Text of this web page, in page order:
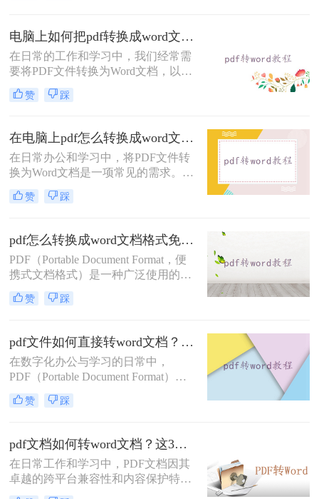
Word的多种方法，并提供详细的操作
指南。
换成Word文档进行修改编辑，却不知
道电脑pdf文件如何转换成word文档。
今天就和大家分享一下PDF转Word的
2种简单方法，想要了解的小伙伴们
快来看一看吧！
电脑上如何把pdf转换成word文档？试试这4个方法！
在日常的工作和学习中，我们经常需
要将PDF文件转换为Word文档，以便
进行编辑、修改或格式化。那么电脑
上如何把pdf转换成word文档呢？下面
在电脑上轻松完成PDF到Word的转
换。
赞 踩
在电脑上pdf怎么转换成word文档？下面3种方法马上教会你！
在日常办公和学习中，将PDF文件转
换为Word文档是一项常见的需求。
PDF格式以其良好的跨平台兼容性和
保持文档格式一致性的特点而广受欢
便。因此，将PDF转换为Word文档成
为了很多人的选择。那么在电脑上pdf
怎么转换成word文档呢？以下是几种
在电脑上实现PDF转Word的方法。
赞 踩
pdf怎么转换成word文档格式免费？这三个方法让你快速操作！
PDF（Portable Document Format，便
携式文档格式）是一种广泛使用的文
件格式，用于展示和交换文档。有时
候，我们需要将PDF文件转换为Word
那么pdf怎么转换成word文档格式免费
呢？本文将介绍几种免费的方法来实
现PDF到Word的转换。
赞 踩
pdf文件如何直接转word文档？下面三种方法马上教会你！
在数字化办公与学习的日常中，
PDF（Portable Document Format）文
件因其跨平台兼容性、内容稳定性及
安全性而广泛应用。然而，当需要编
的灵活性和易编辑性则成为首选。因
此，将PDF文件直接转换为Word文档
成为了一项常见的需求。那么pdf文件
如何直接转word文档呢？本文将详细
介绍几种实现PDF到Word转换的方
赞 踩
pdf文档如何转word文档？这3个方法让你快速操作!！
在日常工作和学习中，PDF文档因其
卓越的跨平台兼容性和内容保护特性
而被广泛使用。然而，当需要编辑、